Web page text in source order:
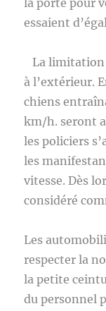
la porte pour
essaient
La limitation
à l’extérieur.
chiens
km/h. seront
les policiers
les
vitesse. Dès
considéré
Les
respecter la
la petite
du personnel